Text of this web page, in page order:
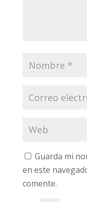
Guarda mi
en este
comente.